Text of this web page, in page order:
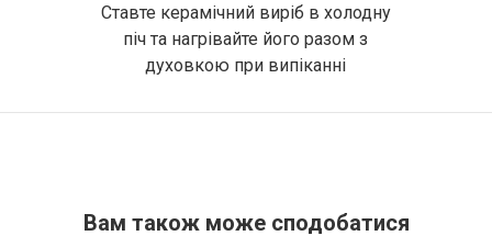
Ставте керамічний виріб в холодну
піч та нагрівайте його разом з
духовкою при випіканні
Вам також може сподобатися​